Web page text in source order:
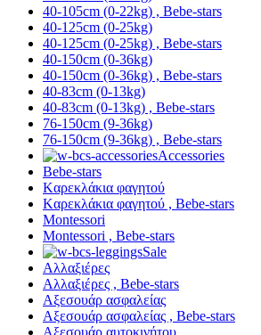
40-105cm (0-22kg) , Bebe-stars
40-125cm (0-25kg)
40-125cm (0-25kg) , Bebe-stars
40-150cm (0-36kg)
40-150cm (0-36kg) , Bebe-stars
40-83cm (0-13kg)
40-83cm (0-13kg) , Bebe-stars
76-150cm (9-36kg)
76-150cm (9-36kg) , Bebe-stars
Accessories
Bebe-stars
Kαρεκλάκια φαγητού
Kαρεκλάκια φαγητού , Bebe-stars
Montessori
Montessori , Bebe-stars
Sale
Αλλαξιέρες
Αλλαξιέρες , Bebe-stars
Αξεσουάρ ασφαλείας
Αξεσουάρ ασφαλείας , Bebe-stars
Αξεσουάρ αυτοκινήτου